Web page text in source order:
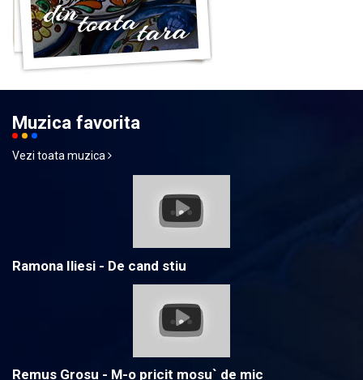
Muzica favorita
Vezi toata muzica
Ramona Iliesi - De cand stiu
Remus Grosu - M-o pricit mosu` de mic